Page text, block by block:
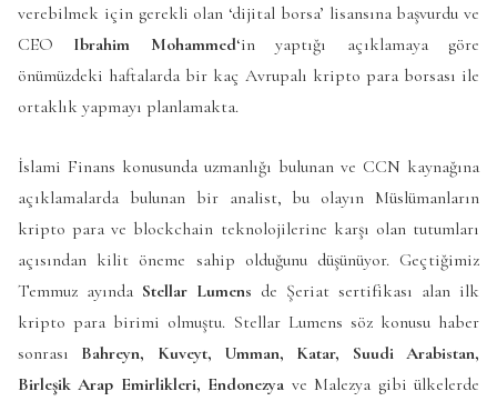
verebilmek için gerekli olan ‘dijital borsa’ lisansına başvurdu ve
CEO Ibrahim Mohammed‘in yaptığı açıklamaya göre
önümüzdeki haftalarda bir kaç Avrupalı kripto para borsası ile
ortaklık yapmayı planlamakta.
İslami Finans konusunda uzmanlığı bulunan ve CCN kaynağına
açıklamalarda bulunan bir analist, bu olayın Müslümanların
kripto para ve blockchain teknolojilerine karşı olan tutumları
açısından kilit öneme sahip olduğunu düşünüyor. Geçtiğimiz
Temmuz ayında Stellar Lumens de Şeriat sertifikası alan ilk
kripto para birimi olmuştu. Stellar Lumens söz konusu haber
sonrası Bahreyn, Kuveyt, Umman, Katar, Suudi Arabistan,
Birleşik Arap Emirlikleri, Endonezya ve Malezya gibi ülkelerde